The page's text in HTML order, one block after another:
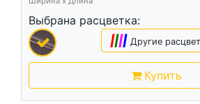
Выбрана расцветка:
|||| Другие
Купить